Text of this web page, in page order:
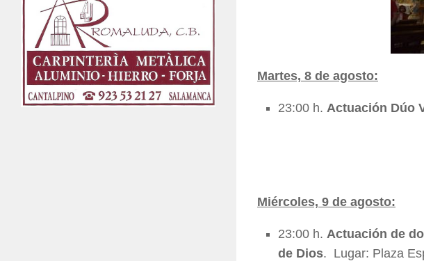
Martes, 8 de agosto:
23:00 h. Actuación Dúo
Miércoles, 9 de agosto:
23:00 h. Actuación de
de Dios. Lugar: Plaza